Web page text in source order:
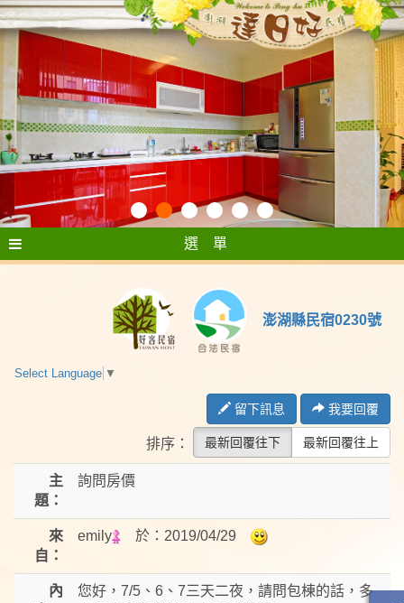
選 單
澎湖縣民宿0230號
Select Language ▼
留下訊息 我要回覆
排序： 最新回覆往下 最新回覆往上
主
題：
詢問房價
來
自：
emily 於： 2019/04/29
內
您好，7/5、6、7三天二夜，請問包棟的話，多